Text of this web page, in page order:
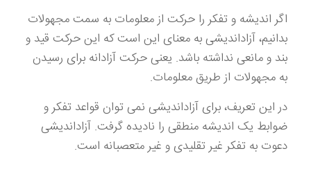
اگر اندیشه و تفکر را حرکت از معلومات به سمت مجهولات
بدانیم، آزاداندیشی به معنای این است که این حرکت قید و
بند و مانعی نداشته باشد. یعنی حرکت آزادانه برای رسیدن
به مجهولات از طریق معلومات.
در این تعریف، برای آزاداندیشی نمی توان قواعد تفکر و
ضوابط یک اندیشه منطقی را نادیده گرفت. آزاداندیشی
دعوت به تفکر غیر تقلیدی و غیر متعصبانه است.